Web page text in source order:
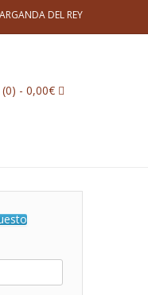
DEL REY
(0) - 0,00€